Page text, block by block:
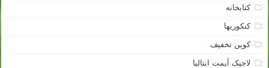
کتابخانه
کنکوریها
کوپن تخفیف
لاجیک آیمت ایتالیا